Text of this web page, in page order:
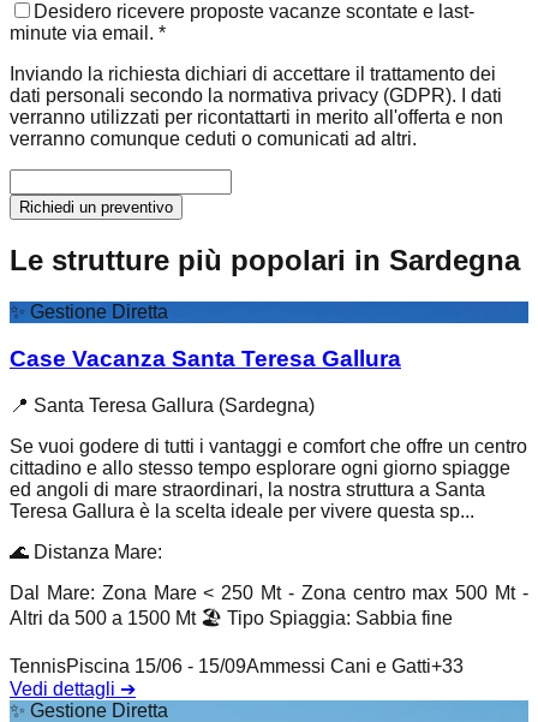
Desidero ricevere proposte vacanze scontate e last-
minute via email. *
Inviando la richiesta dichiari di accettare il trattamento dei
dati personali secondo la normativa privacy (GDPR). I dati
verranno utilizzati per ricontattarti in merito all'offerta e non
verranno comunque ceduti o comunicati ad altri.
Richiedi un preventivo
Le strutture più popolari in Sardegna
✨ Gestione Diretta
Case Vacanza Santa Teresa Gallura
📍 Santa Teresa Gallura (Sardegna)
Se vuoi godere di tutti i vantaggi e comfort che offre un centro
cittadino e allo stesso tempo esplorare ogni giorno spiagge
ed angoli di mare straordinari, la nostra struttura a Santa
Teresa Gallura è la scelta ideale per vivere questa sp...
🌊 Distanza Mare:
Dal Mare: Zona Mare < 250 Mt - Zona centro max 500 Mt -
Altri da 500 a 1500 Mt 🏖️ Tipo Spiaggia: Sabbia fine
TennisPiscina 15/06 - 15/09Ammessi Cani e Gatti+33
Vedi dettagli ➔
✨ Gestione Diretta